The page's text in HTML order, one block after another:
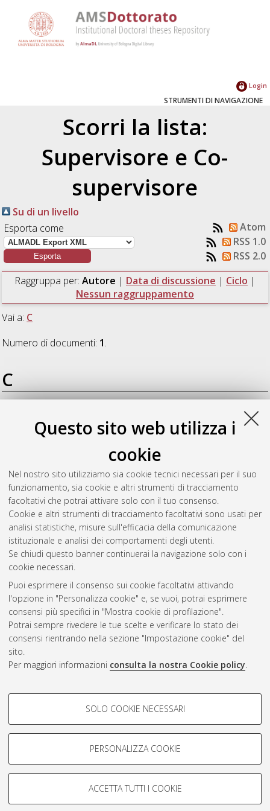
Questo sito web utilizza i
cookie
Nel nostro sito utilizziamo sia cookie tecnici necessari per il suo
funzionamento, sia cookie e altri strumenti di tracciamento
facoltativi che potrai attivare solo con il tuo consenso.
Cookie e altri strumenti di tracciamento facoltativi sono usati per
analisi statistiche, misure sull'efficacia della comunicazione
istituzionale e analisi dei comportamenti degli utenti.
Se chiudi questo banner continuerai la navigazione solo con i
cookie necessari.
Puoi esprimere il consenso sui cookie facoltativi attivando
l'opzione in "Personalizza cookie" e, se vuoi, potrai esprimere
consensi più specifici in "Mostra cookie di profilazione".
Potrai sempre rivedere le tue scelte e verificare lo stato dei
consensi rientrando nella sezione "Impostazione cookie" del
sito.
Per maggiori informazioni consulta la nostra Cookie policy.
COOKIE DI PROFILAZIONE -
Si tratta di cookie utilizzati per analizzare le caratteristiche della
navigazione degli utenti, creare profili in base al loro comportamento
Mostra cookie di profilazione
COOKIE TECNICI - NECESSARI
SOLO COOKIE NECESSARI
PERSONALIZZA COOKIE
ACCETTA TUTTI I COOKIE
Login
STRUMENTI DI NAVIGAZIONE
Scorri la lista:
Supervisore e Co-
supervisore
Su di un livello
Esporta come
Atom
RSS 1.0
RSS 2.0
Raggruppa per: Autore | Data di discussione | Ciclo |
Nessun raggruppamento
Vai a: C
Numero di documenti: 1.
C
Women Writers and
Women’s Rights: The Denunciation of Women’s Conditions in
the Texts of Mary Leman Grimstone and Gertrudis Gómez de
, [Dissertation thesis], Alma Mater Studiorum
Università di Bologna. Dottorato di ricerca in
letterature e culture moderne, 34 Ciclo. DOI
10.48676/unibo/amsdottorato/10328.
Questa lista e' stata generata il Wed Aug 5 20:47:12 2026
Atom
Rss 1.0
Rss 2.0
ISSN: 2038-7946
Impostazioni Cookie
Informativa sulla privacy
Condizioni d’uso del sito